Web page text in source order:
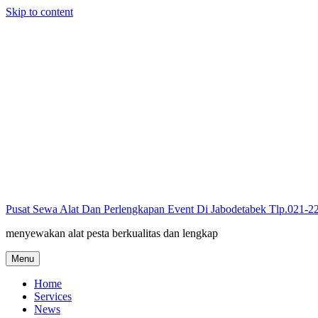
Skip to content
Pusat Sewa Alat Dan Perlengkapan Event Di Jabodetabek Tlp.021-
menyewakan alat pesta berkualitas dan lengkap
Menu
Home
Services
News